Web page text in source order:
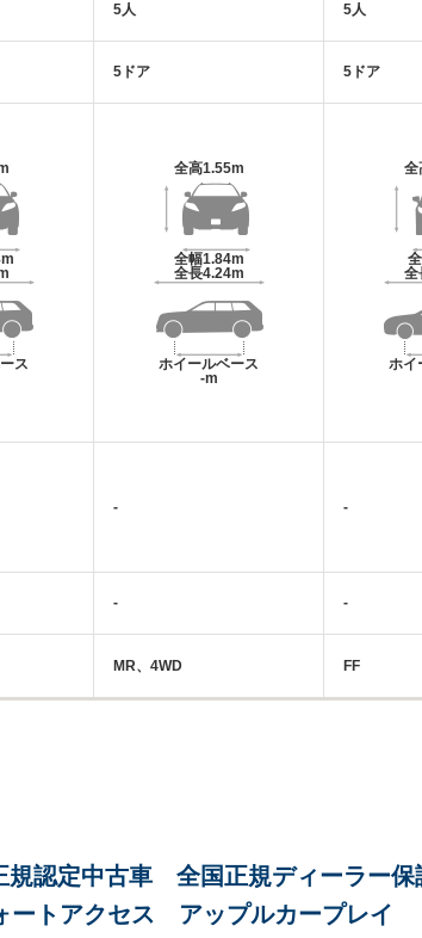
ス
5人
5ドア
全高1.55m
全幅1.84m
全長4.24m
ホイールベース
-m
-
-
MR、4WD
5人
5ドア
全
全
ホイ
-
-
FF
規認定中古車 全国正規ディーラー保
トアクセス アップルカープレイ